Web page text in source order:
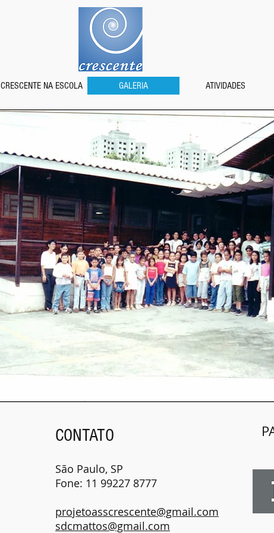
CRESCENTE NA ESCOLA GALERIA ATIVIDADES
CONTATO
São Paulo, SP
Fone: 11 99227 8777
projetoasscrescente@gmail.com
sdcmattos@gmail.com